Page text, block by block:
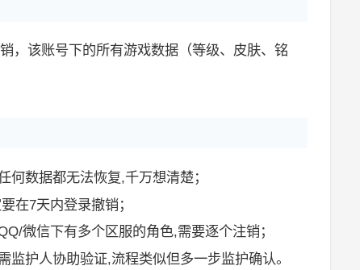
，该账号下的所有游戏数据（等级、皮肤、铭
何数据都无法恢复,千万想清楚；
在7天内登录撤销；
微信下有多个区服的角色,需要逐个注销；
监护人协助验证,流程类似但多一步监护确认。